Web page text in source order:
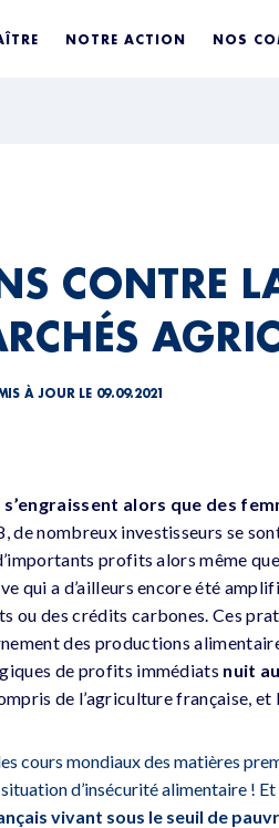
NOTRE ACTION NOS
CONTRE
À JOUR LE 09.09.2021
alors que des
de nombreux investisseurs se
profits alors même
qui a d’ailleurs encore été
ou des crédits carbones. Ces
des productions
de profits immédiats nuit
de l’agriculture française, et
cours mondiaux des matières
d’insécurité alimentaire !
vivant sous le seuil de